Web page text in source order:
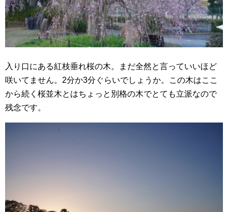
入り口にある紅枝垂れ桜の木。まだ全然と言っていいほど
咲いてません。2分か3分ぐらいでしょうか。この木はここ
から続く桜並木とはちょっと別格の木でとても立派なので
残念です。